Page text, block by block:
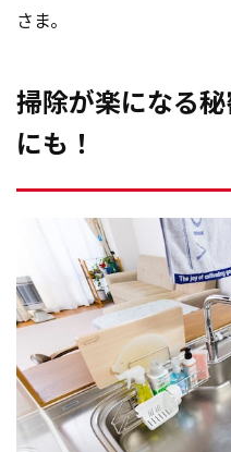
さま。
掃除が楽になる
にも！